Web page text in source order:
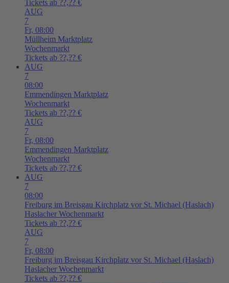
Tickets ab ??,?? €
AUG
7
Fr, 08:00
Müllheim Marktplatz
Wochenmarkt
Tickets ab ??,?? €
AUG
7
08:00
Emmendingen Marktplatz
Wochenmarkt
Tickets ab ??,?? €
AUG
7
Fr, 08:00
Emmendingen Marktplatz
Wochenmarkt
Tickets ab ??,?? €
AUG
7
08:00
Freiburg im Breisgau Kirchplatz vor St. Michael (Haslach)
Haslacher Wochenmarkt
Tickets ab ??,?? €
AUG
7
Fr, 08:00
Freiburg im Breisgau Kirchplatz vor St. Michael (Haslach)
Haslacher Wochenmarkt
Tickets ab ??,?? €